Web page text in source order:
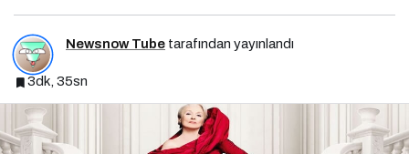
Newsnow Tube tarafından yayınlandı
3dk, 35sn